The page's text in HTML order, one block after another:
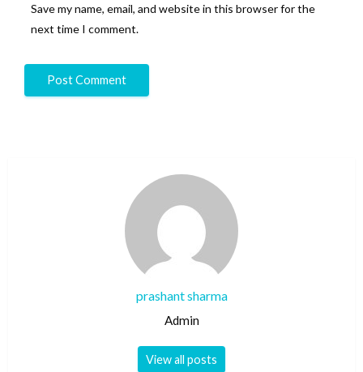
Save my name, email, and website in this browser for the
next time I comment.
prashant sharma
Admin
View all posts